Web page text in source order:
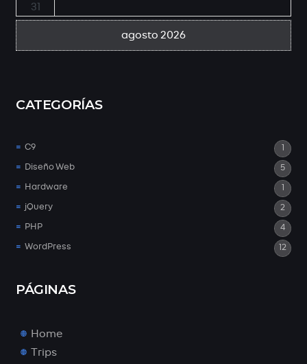
agosto 2026
31
CATEGORÍAS
C9 1
Diseño Web 5
Hardware 1
jQuery 2
PHP 4
WordPress 12
PÁGINAS
Home
Trips